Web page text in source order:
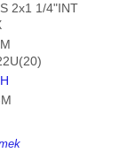
2x1 1/4"INT